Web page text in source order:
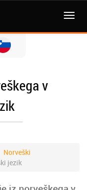
MENI
v
Norveški
jezik